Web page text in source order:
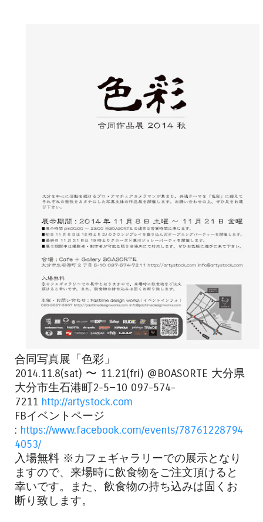
合同写真展「色彩」
2014.11.8(sat) 〜 11.21(fri) @BOASORTE 大分県
大分市生石港町2-5−10 097-574-
7211 http://artystock.com
FBイベントページ
: https://www.facebook.com/events/78761228794
4053/
入場無料 ※カフェギャラリーでの展示となり
ますので、来場時に飲食物をご注文頂けると
幸いです。また、飲食物の持ち込みは固くお
断り致します。